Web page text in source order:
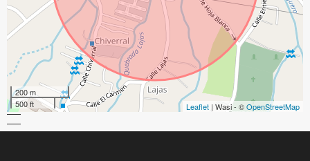
200 m
500 ft
Leaflet | Wasi - ©OpenStreetMap